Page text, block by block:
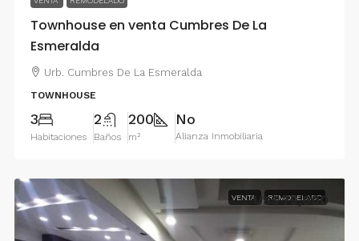
Townhouse en venta Cumbres De La
Esmeralda
Urb. Cumbres De La Esmeralda
TOWNHOUSE
3
Habitaciones
2
Baños
200
m²
No
Alianza Inmobiliaria
VENTA REMODELADO
US$ 75,000